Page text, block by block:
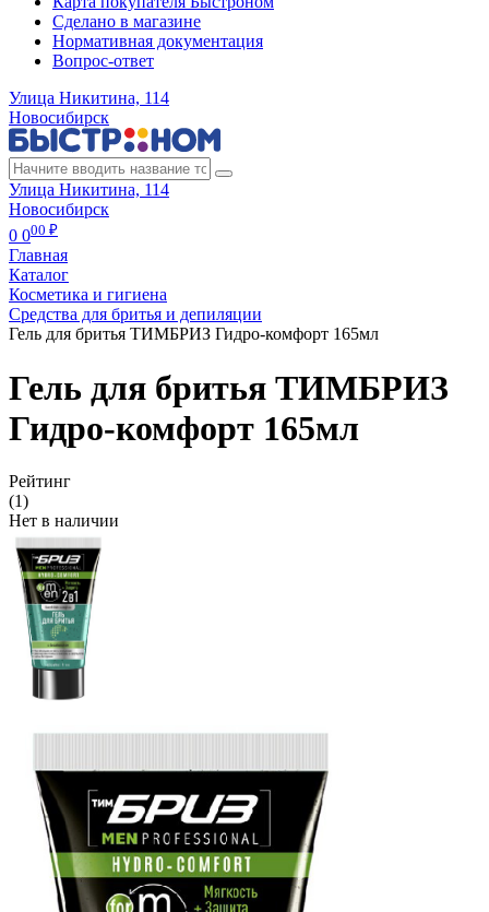
Сделано в магазине
Нормативная документация
Вопрос-ответ
Улица Никитина, 114
Новосибирск
Улица Никитина, 114
Новосибирск
0 000 ₽
Главная
Каталог
Косметика и гигиена
Средства для бритья и депиляции
Гель для бритья ТИМБРИЗ Гидро-комфорт 165мл
Гель для бритья ТИМБРИЗ
Гидро-комфорт 165мл
Рейтинг
(1)
Нет в наличии